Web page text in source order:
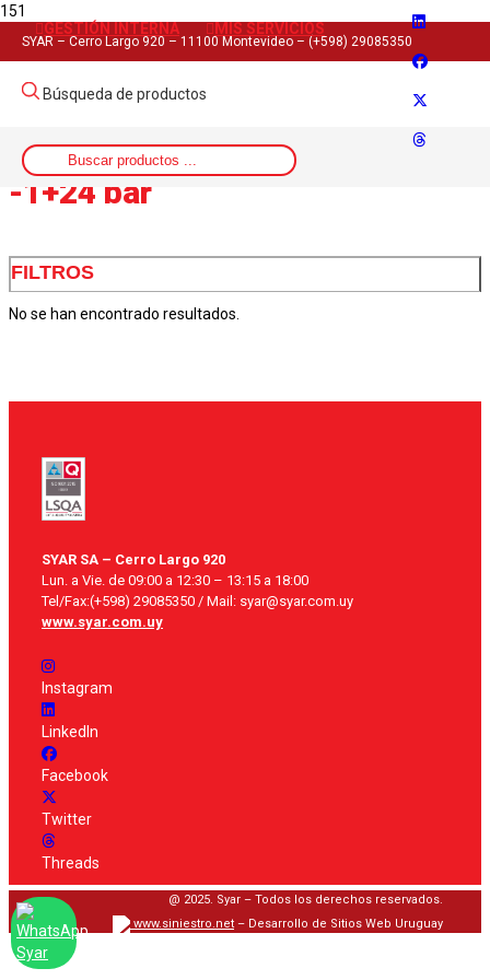
SYAR – Cerro Largo 920 – 11100 Montevideo – (+598) 29085350
GESTIÓN INTERNA MIS SERVICIOS
Búsqueda de productos
Inicio
>
Rango del producto
>
-1+24 bar
FILTROS
No se han encontrado resultados.
SYAR SA – Cerro Largo 920
Lun. a Vie. de 09:00 a 12:30 – 13:15 a 18:00
Tel/Fax:(+598) 29085350 / Mail: syar@syar.com.uy
www.syar.com.uy
Instagram
LinkedIn
Facebook
Twitter
Threads
@ 2025. Syar – Todos los derechos reservados.
www.siniestro.net – Desarrollo de Sitios Web Uruguay